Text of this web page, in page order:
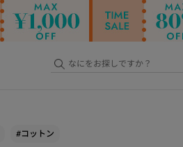
#コットン